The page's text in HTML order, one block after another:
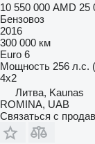
10 550 000 AMD 25
Бензовоз
2016
300 000 км
Euro 6
Мощность 256 л.с.
4x2
Литва, Kaunas
ROMINA, UAB
Связаться с